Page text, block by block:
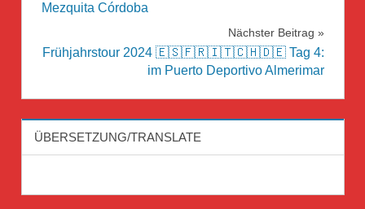
Mezquita Córdoba
Nächster Beitrag
Frühjahrstour 2024 🇪🇸🇫🇷🇮🇹🇨🇭🇩🇪 Tag 4:
im Puerto Deportivo Almerimar
ÜBERSETZUNG/TRANSLATE